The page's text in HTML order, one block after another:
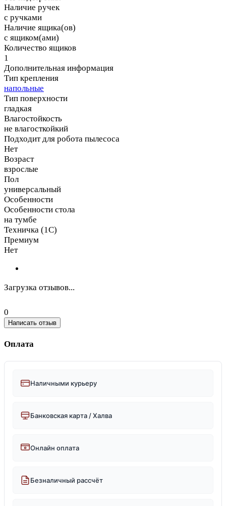
Наличие ручек
с ручками
Наличие ящика(ов)
с ящиком(ами)
Количество ящиков
1
Дополнительная информация
Тип крепления
напольные
Тип поверхности
гладкая
Влагостойкость
не влагосткойкий
Подходит для робота пылесоса
Нет
Возраст
взрослые
Пол
универсальный
Особенности
Особенности стола
на тумбе
Техничка (1С)
Премиум
Нет
Загрузка отзывов...
0
Написать отзыв
Оплата
Наличными курьеру
Банковская карта / Халва
Онлайн оплата
Безналичный рассчёт